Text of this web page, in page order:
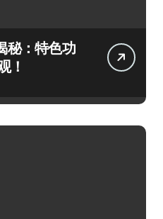
秘：特色功
！